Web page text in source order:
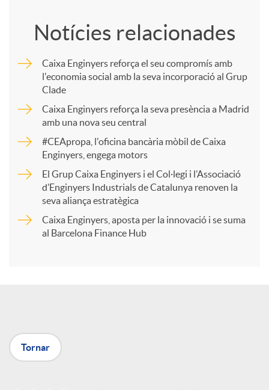
m
r
X
Notícies relacionades
Caixa Enginyers reforça el seu compromís amb
l'economia social amb la seva incorporació al Grup
Clade
Caixa Enginyers reforça la seva presència a Madrid
amb una nova seu central
#CEApropa, l'oficina bancària mòbil de Caixa
Enginyers, engega motors
El Grup Caixa Enginyers i el Col·legi i l’Associació
d’Enginyers Industrials de Catalunya renoven la
seva aliança estratègica
Caixa Enginyers, aposta per la innovació i se suma
al Barcelona Finance Hub
Tornar